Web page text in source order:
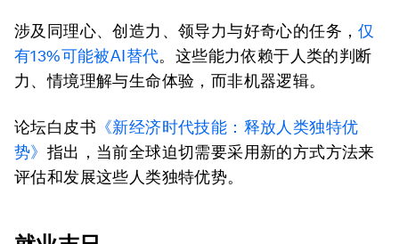
涉及同理心、创造力、领导力与好奇心的任务，仅
有13%可能被AI替代。这些能力依赖于人类的判断
力、情境理解与生命体验，而非机器逻辑。
论坛白皮书 《新经济时代技能：释放人类独特优
势》 指出，当前全球迫切需要采用新的方式方法来
评估和发展这些人类独特优势。